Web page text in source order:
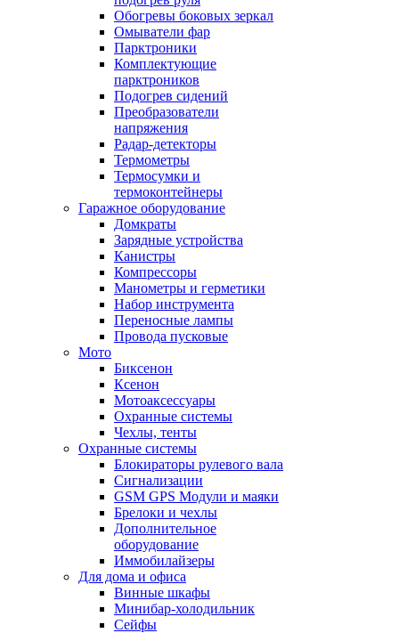
Обогревы боковых зеркал
Омыватели фар
Парктроники
Комплектующие
парктроников
Подогрев сидений
Преобразователи
напряжения
Радар-детекторы
Термометры
Термосумки и
термоконтейнеры
Гаражное оборудование
Домкраты
Зарядные устройства
Канистры
Компрессоры
Манометры и герметики
Набор инструмента
Переносные лампы
Провода пусковые
Мото
Биксенон
Ксенон
Мотоаксессуары
Охранные системы
Чехлы, тенты
Охранные системы
Блокираторы рулевого вала
Сигнализации
GSM GPS Модули и маяки
Брелоки и чехлы
Дополнительное
оборудование
Иммобилайзеры
Для дома и офиса
Винные шкафы
Минибар-холодильник
Сейфы